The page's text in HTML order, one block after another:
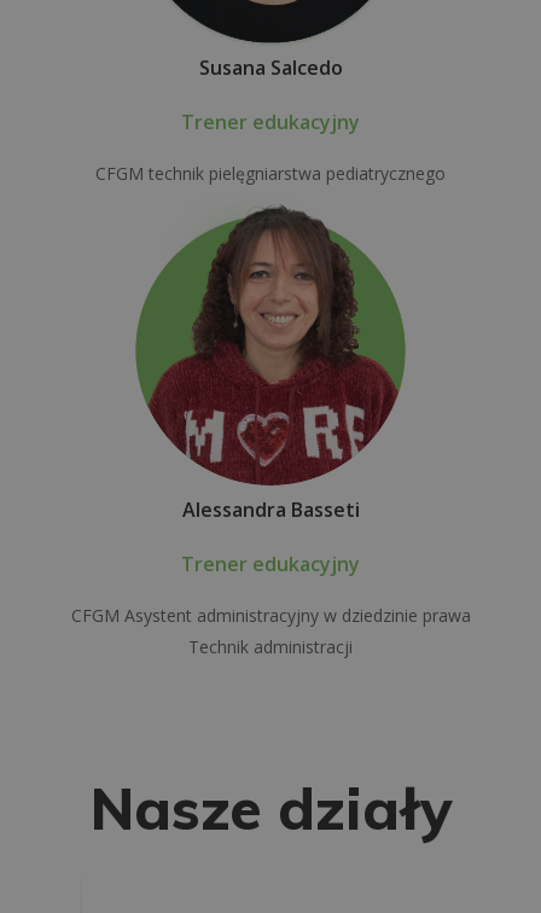
Susana Salcedo
Trener edukacyjny
CFGM technik pielęgniarstwa pediatrycznego
Alessandra Basseti
Trener edukacyjny
CFGM Asystent administracyjny w dziedzinie prawa
Technik administracji
Nasze działy